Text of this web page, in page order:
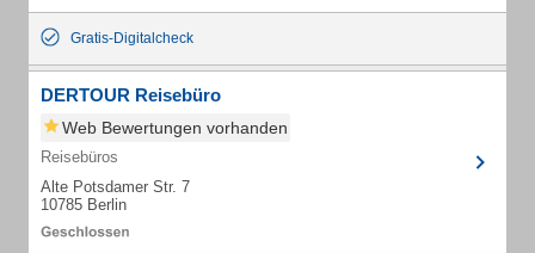
Gratis-Digitalcheck
DERTOUR Reisebüro
Web Bewertungen vorhanden
Reisebüros
Alte Potsdamer Str. 7
10785 Berlin